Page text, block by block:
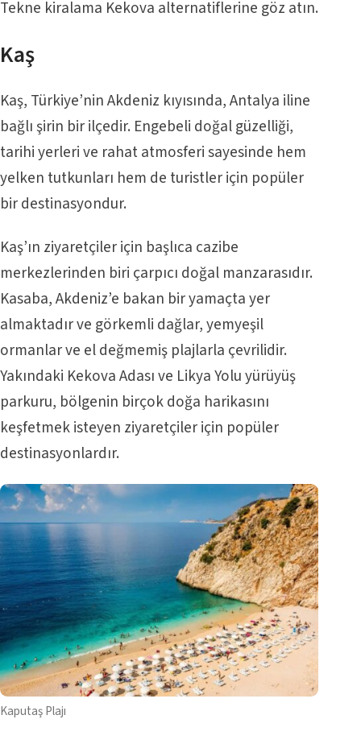
Tekne kiralama Kekova alternatiflerine göz atın.
Kaş
Kaş, Türkiye’nin Akdeniz kıyısında, Antalya iline
bağlı şirin bir ilçedir. Engebeli doğal güzelliği,
tarihi yerleri ve rahat atmosferi sayesinde hem
yelken tutkunları hem de turistler için popüler
bir destinasyondur.
Kaş’ın ziyaretçiler için başlıca cazibe
merkezlerinden biri çarpıcı doğal manzarasıdır.
Kasaba, Akdeniz’e bakan bir yamaçta yer
almaktadır ve görkemli dağlar, yemyeşil
ormanlar ve el değmemiş plajlarla çevrilidir.
Yakındaki Kekova Adası ve Likya Yolu yürüyüş
parkuru, bölgenin birçok doğa harikasını
keşfetmek isteyen ziyaretçiler için popüler
destinasyonlardır.
Kaputaş Plajı